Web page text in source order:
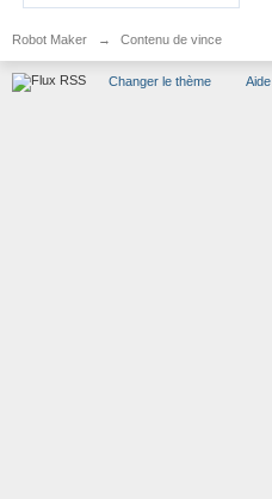
Robot Maker → Contenu de vince
Changer le thème Aide